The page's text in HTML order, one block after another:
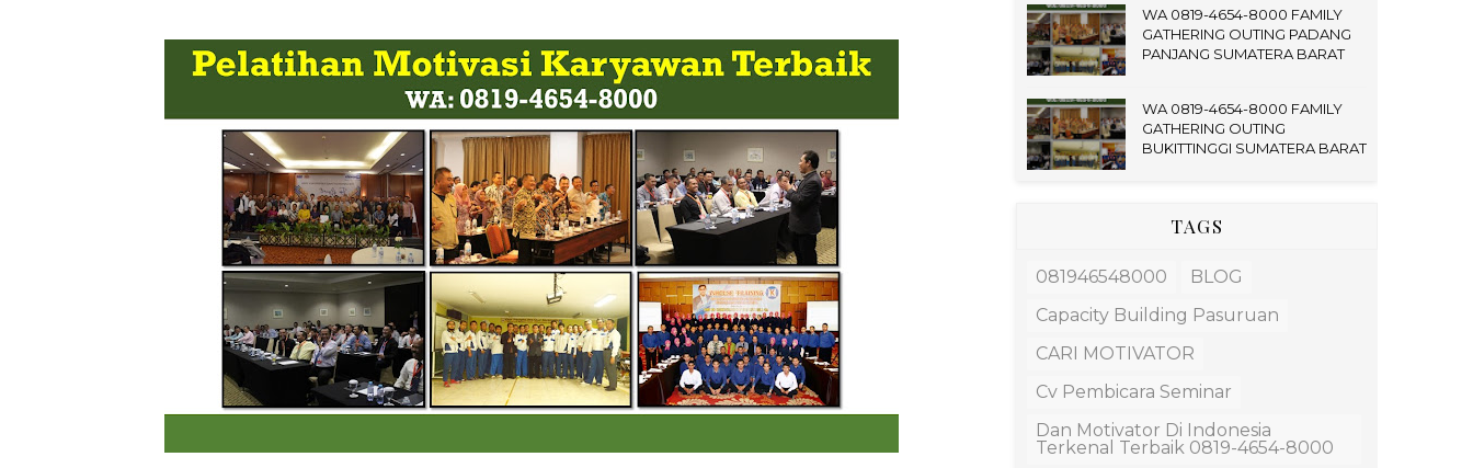
WA 0819-4654-8000 FAMILY
GATHERING OUTING PADANG
PANJANG SUMATERA BARAT
WA 0819-4654-8000 FAMILY
GATHERING OUTING
BUKITTINGGI SUMATERA BARAT
TAGS
081946548000
BLOG
Capacity Building Pasuruan
CARI MOTIVATOR
Cv Pembicara Seminar
Dan Motivator Di Indonesia
Terkenal Terbaik 0819-4654-8000